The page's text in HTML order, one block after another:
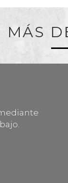
MÁS